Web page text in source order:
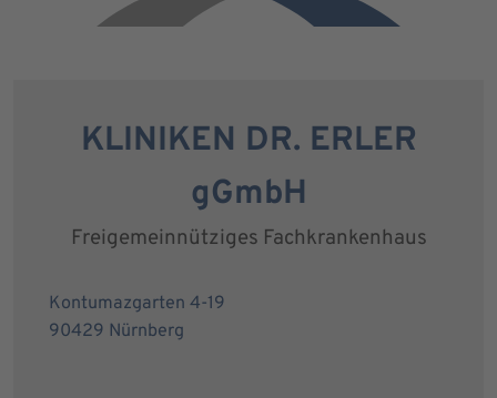
KLINIKEN DR. ERLER
gGmbH
Freigemeinnütziges Fachkrankenhaus
Kontumazgarten 4-19
90429 Nürnberg